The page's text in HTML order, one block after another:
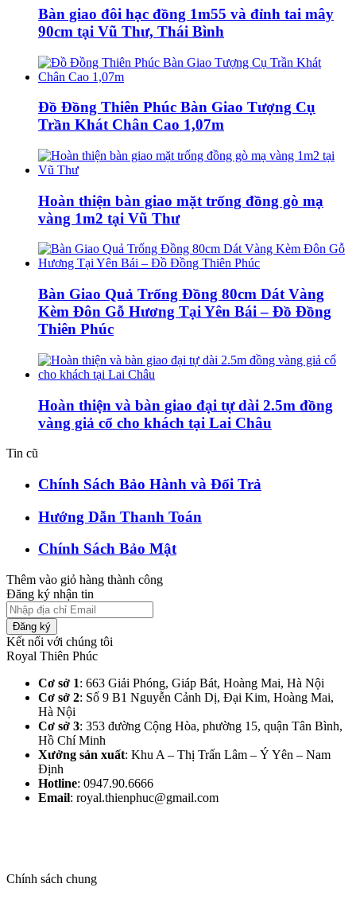
Bàn giao đôi hạc đồng 1m55 và đỉnh tai mây
90cm tại Vũ Thư, Thái Bình
Đồ Đồng Thiên Phúc Bàn Giao Tượng Cụ
Trần Khát Chân Cao 1,07m
Hoàn thiện bàn giao mặt trống đồng gò mạ
vàng 1m2 tại Vũ Thư
Bàn Giao Quả Trống Đồng 80cm Dát Vàng
Kèm Đôn Gỗ Hương Tại Yên Bái – Đồ Đồng
Thiên Phúc
Hoàn thiện và bàn giao đại tự dài 2.5m đồng
vàng giả cổ cho khách tại Lai Châu
Tin cũ
Chính Sách Bảo Hành và Đổi Trả
Hướng Dẫn Thanh Toán
Chính Sách Bảo Mật
Thêm vào giỏ hàng thành công
Đăng ký nhận tin
Đăng ký
Kết nối với chúng tôi
Royal Thiên Phúc
Cơ sở 1: 663 Giải Phóng, Giáp Bát, Hoàng Mai, Hà Nội​
Cơ sở 2: Số 9 B1 Nguyễn Cảnh Dị, Đại Kim, Hoàng Mai,
Hà Nội​
Cơ sở 3: 353 đường Cộng Hòa, phường 15, quận Tân Bình,
Hồ Chí Minh
Xưởng sản xuất: Khu A – Thị Trấn Lâm – Ý Yên – Nam
Định​
Hotline: 0947.90.6666
Email: royal.thienphuc@gmail.com
Chính sách chung